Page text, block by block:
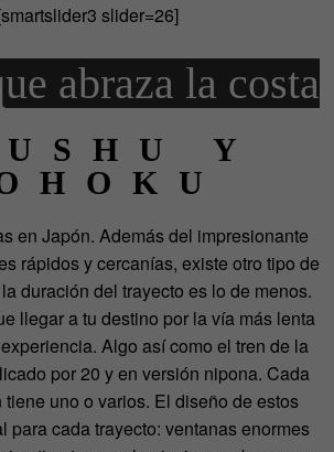
slider=26]
abraza la costa
Y
en Japón. Además del impresionante
rápidos y cercanías, existe otro tipo de
duración del trayecto es lo de menos.
llegar a tu destino por la vía más lenta
Algo así como el tren de la
por 20 y en versión nipona. Cada
uno o varios. El diseño de estos
para cada trayecto: ventanas enormes